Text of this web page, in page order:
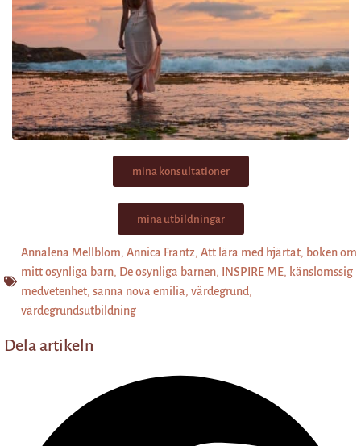
mina konsultationer
mina utbildningar
Annalena Mellblom, Annica Frantz, Att lära med hjärtat, boken om
mitt osynliga barn, De osynliga barnen, INSPIRE ME, känslomssig
medvetenhet, sanna nova emilia, värdegrund,
värdegrundsutbildning
Dela artikeln